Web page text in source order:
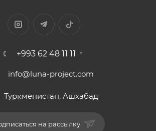
+993 62 48 11 11
info@luna-project.com
Туркменистан, Ашхабад
на рассылку